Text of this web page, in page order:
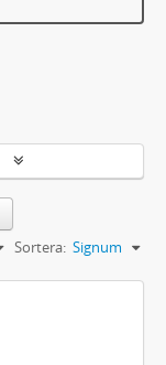
Sortera: Signum